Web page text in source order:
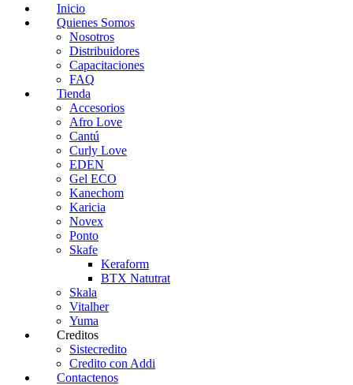
Inicio
Quienes Somos
Nosotros
Distribuidores
Capacitaciones
FAQ
Tienda
Accesorios
Afro Love
Cantú
Curly Love
EDEN
Gel ECO
Kanechom
Karicia
Novex
Ponto
Skafe
Keraform
BTX Natutrat
Skala
Vitalher
Yuma
Creditos
Sistecredito
Credito con Addi
Contactenos